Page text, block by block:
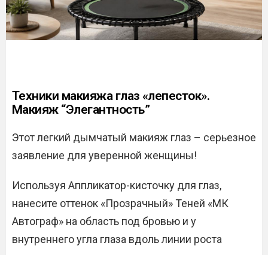
Техники макияжа глаз «лепесток».
Макияж “Элегантность”
Этот легкий дымчатый макияж глаз – серьезное
заявление для уверенной женщины!
Используя Аппликатор-кисточку для глаз,
нанесите оттенок «Прозрачный» Теней «МК
Автограф» на область под бровью и у
внутреннего угла глаза вдоль линии роста